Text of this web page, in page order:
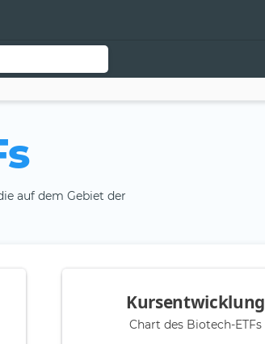
auf dem Gebiet der
Kursentwicklung
Chart des Biotech-ETFs